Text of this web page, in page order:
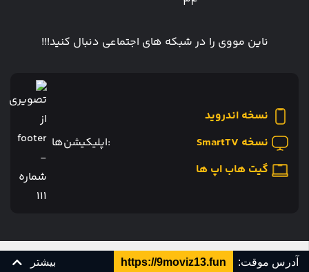
آدرس موقت: https://9moviz13.fun بیشتر
ناین مووی را در شبکه های اجتماعی دنبال کنید!!!
نسخه اندروید
نسخه SmartTV
گیت هاب اپ ها
:اپلیکیشن‌ها
طراحی و توسعه توسط